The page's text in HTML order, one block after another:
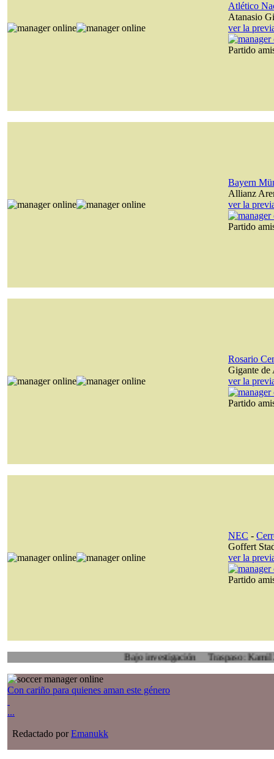
Atlético
Atanasio
ver la
Partido
Bayern
Allianz
ver la
Partido
Rosario
Gigante
ver la
Partido
NEC -
Goffert
ver la
Partido
Bajo investigación Traspaso: Kamil Zoidl,
Con cariño para quienes aman este género
...
Redactado porEmanukk